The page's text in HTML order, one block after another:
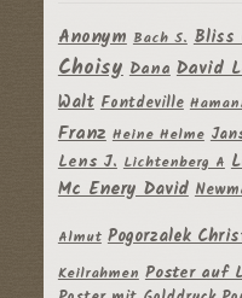
Anonym Bach S. Bliss
Choisy Dana David
Walt Fontdeville
Franz Heine Helme
Lens J. Lichtenberg A
Mc Enery David
Almut Pogorzalek
Keilrahmen Poster auf